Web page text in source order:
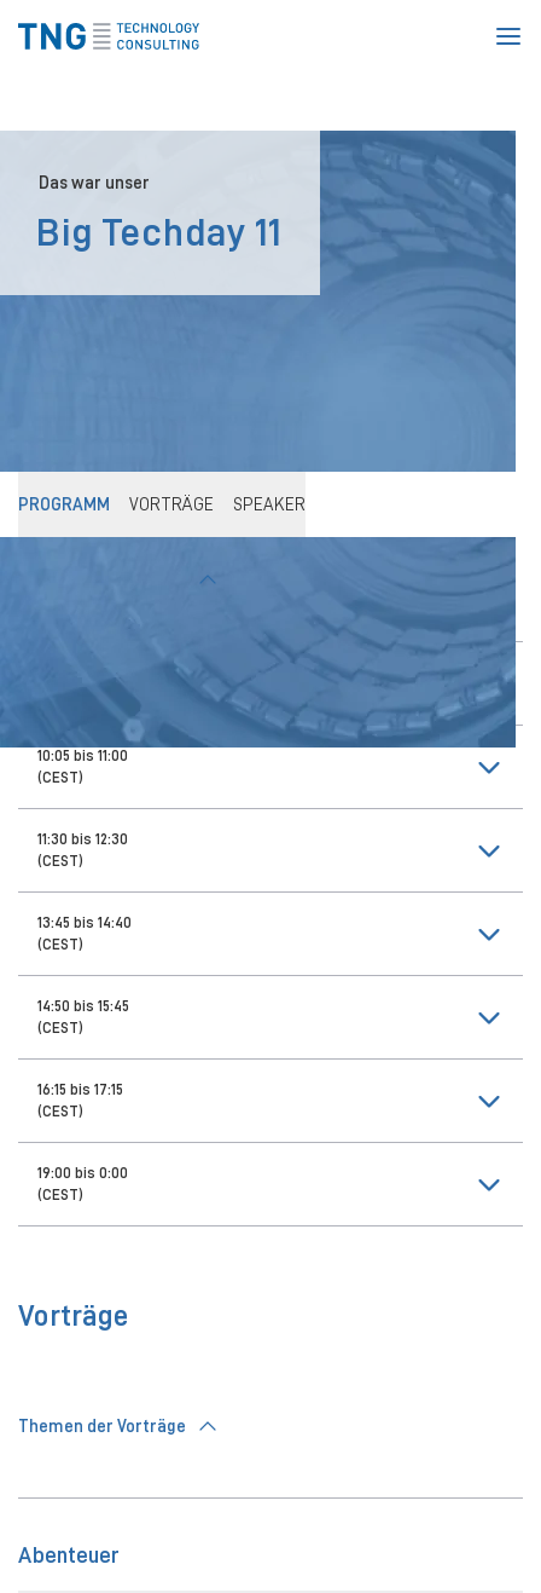
Das war unser
Big Techday 11
PROGRAMM VORTRÄGE SPEAKER
10:05 bis 11:00
(CEST)
11:30 bis 12:30
(CEST)
13:45 bis 14:40
(CEST)
14:50 bis 15:45
(CEST)
16:15 bis 17:15
(CEST)
19:00 bis 0:00
(CEST)
Vorträge
Themen der Vorträge
Abenteuer